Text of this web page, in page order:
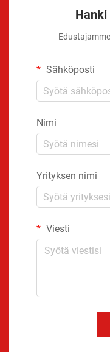
Sähköposti
Nimi
Yrityksen nimi
Viesti